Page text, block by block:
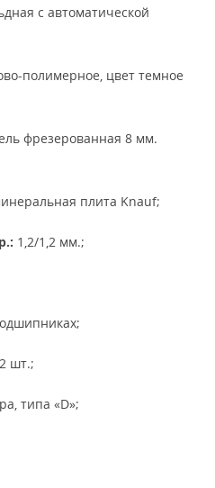
с автоматической
полимерное, цвет темное
фрезерованная 8 мм.
плита Knauf;
1,2/1,2 мм.;
2 шт.;
типа «D»;